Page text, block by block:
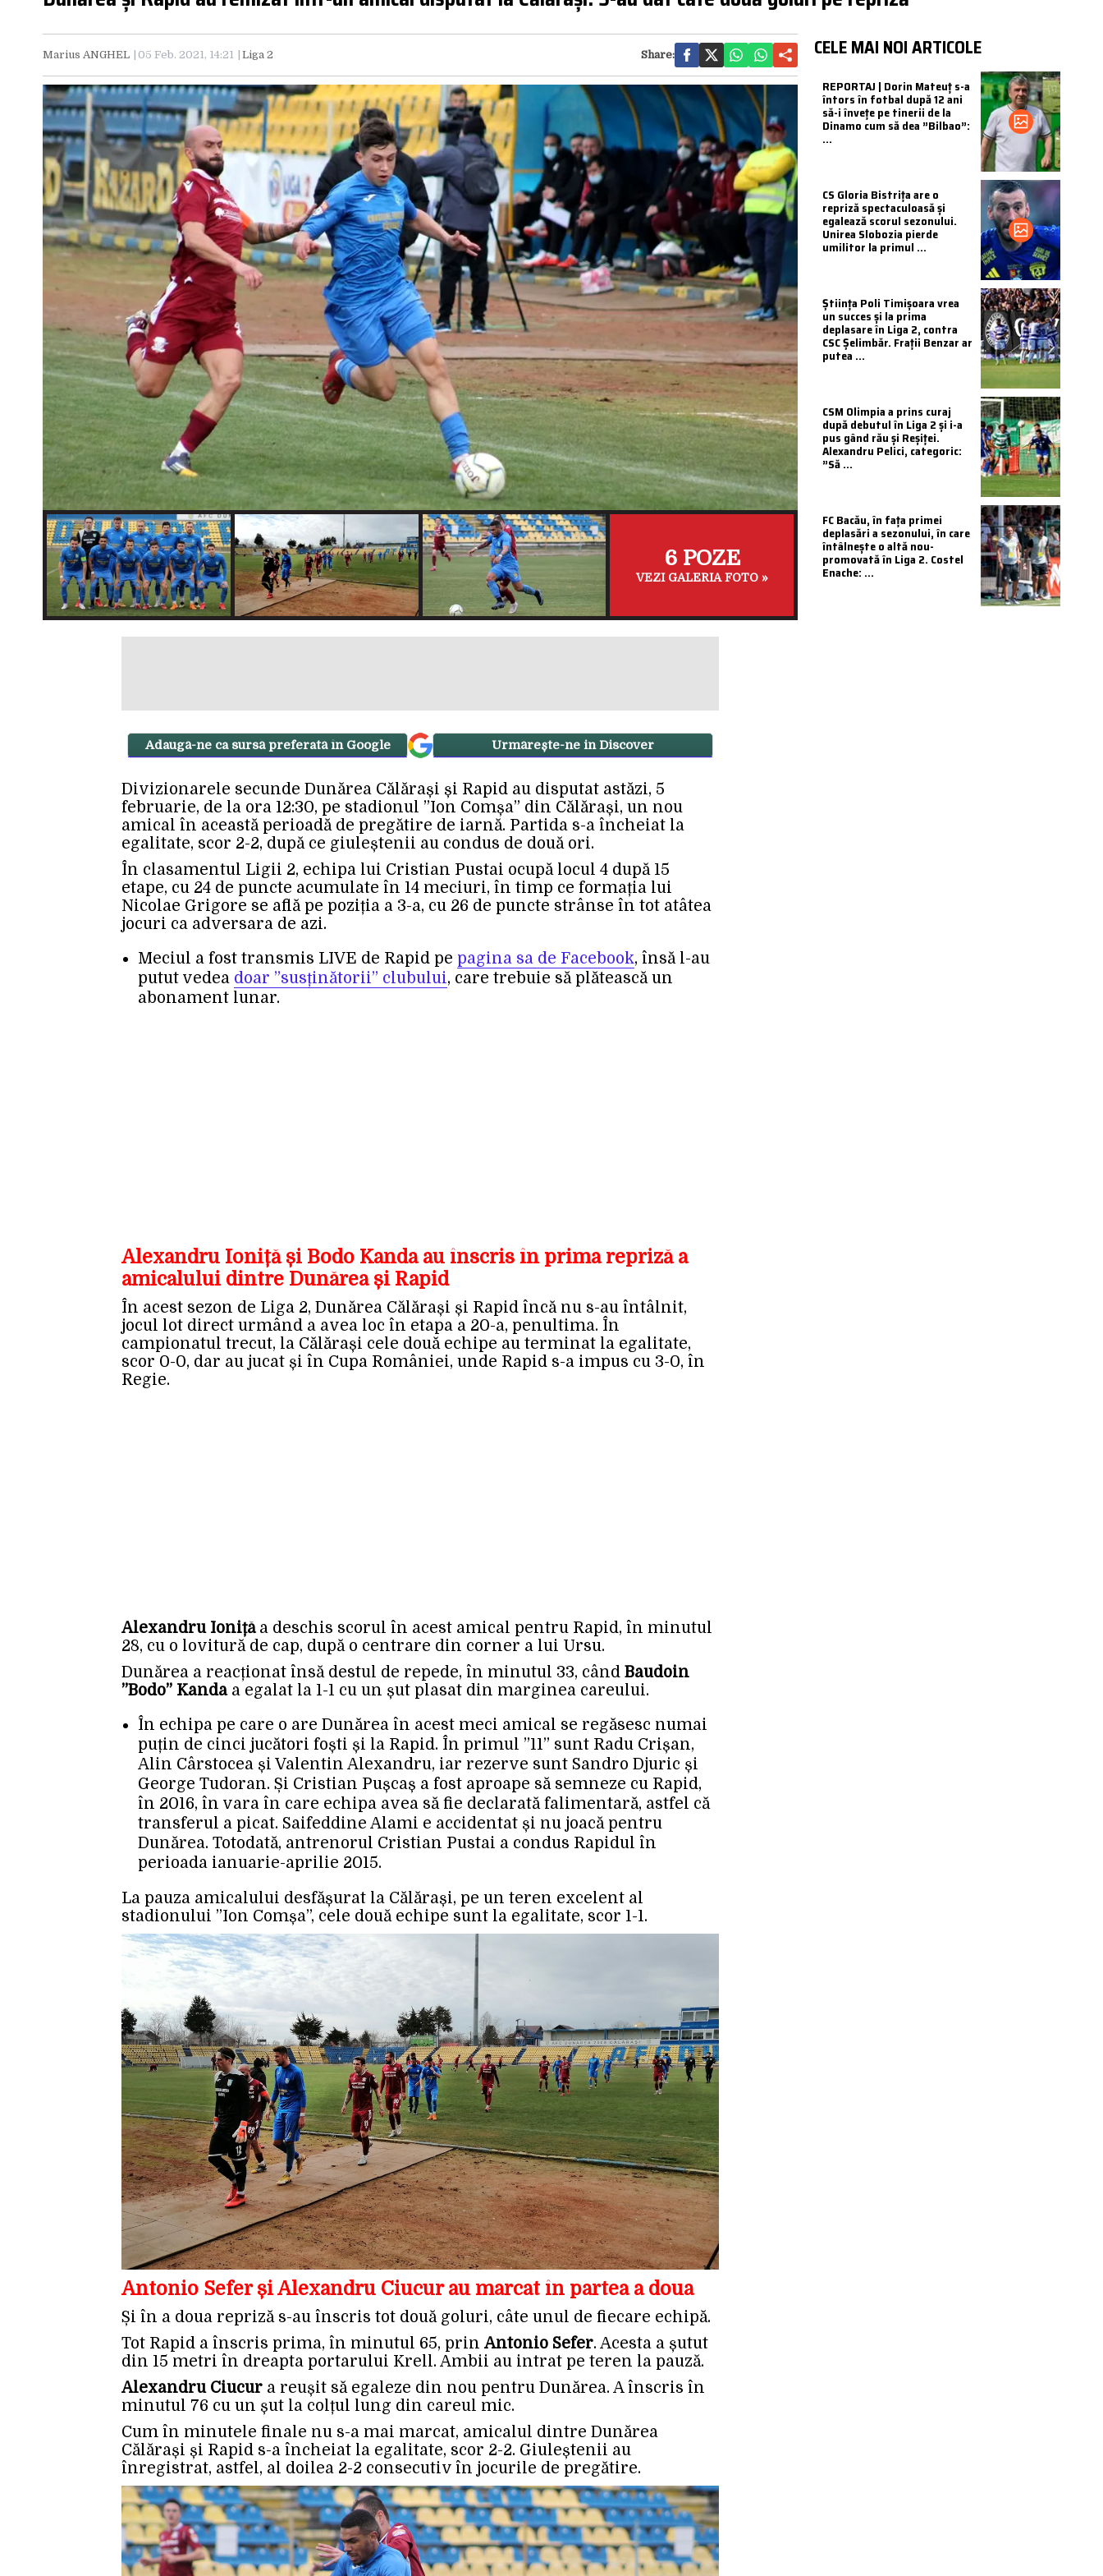
Marius ANGHEL 05 Feb. 2021, 14:21 Liga 2 Share:
6 POZE
VEZI GALERIA FOTO »
Adaugă-ne ca sursă preferată în Google Urmărește-ne in Discover
Divizionarele secunde Dunărea Călărași și Rapid au disputat astăzi, 5
februarie, de la ora 12:30, pe stadionul ”Ion Comșa” din Călărași, un nou
amical în această perioadă de pregătire de iarnă. Partida s-a încheiat la
egalitate, scor 2-2, după ce giuleștenii au condus de două ori.
În clasamentul Ligii 2, echipa lui Cristian Pustai ocupă locul 4 după 15
etape, cu 24 de puncte acumulate în 14 meciuri, în timp ce formația lui
Nicolae Grigore se află pe poziția a 3-a, cu 26 de puncte strânse în tot atâtea
jocuri ca adversara de azi.
Meciul a fost transmis LIVE de Rapid pe pagina sa de Facebook, însă l-au
putut vedea doar ”susținătorii” clubului, care trebuie să plătească un
abonament lunar.
Alexandru Ioniță și Bodo Kanda au înscris în prima repriză a
amicalului dintre Dunărea și Rapid
În acest sezon de Liga 2, Dunărea Călărași și Rapid încă nu s-au întâlnit,
jocul lot direct urmând a avea loc în etapa a 20-a, penultima. În
campionatul trecut, la Călărași cele două echipe au terminat la egalitate,
scor 0-0, dar au jucat și în Cupa României, unde Rapid s-a impus cu 3-0, în
Regie.
Alexandru Ionițăa deschis scorul în acest amical pentru Rapid, în minutul
28, cu o lovitură de cap, după o centrare din corner a lui Ursu.
Dunărea a reacționat însă destul de repede, în minutul 33, când Baudoin
”Bodo” Kandaa egalat la 1-1 cu un șut plasat din marginea careului.
În echipa pe care o are Dunărea în acest meci amical se regăsesc numai
puțin de cinci jucători foști și la Rapid. În primul ”11” sunt Radu Crișan,
Alin Cârstocea și Valentin Alexandru, iar rezerve sunt Sandro Djuric și
George Tudoran. Și Cristian Pușcaș a fost aproape să semneze cu Rapid,
în 2016, în vara în care echipa avea să fie declarată falimentară, astfel că
transferul a picat. Saifeddine Alami e accidentat și nu joacă pentru
Dunărea. Totodată, antrenorul Cristian Pustai a condus Rapidul în
perioada ianuarie-aprilie 2015.
La pauza amicalului desfășurat la Călărași, pe un teren excelent al
stadionului ”Ion Comșa”, cele două echipe sunt la egalitate, scor 1-1.
Antonio Sefer și Alexandru Ciucur au marcat în partea a doua
Și în a doua repriză s-au înscris tot două goluri, câte unul de fiecare echipă.
Tot Rapid a înscris prima, în minutul 65, prin Antonio Sefer. Acesta a șutut
din 15 metri în dreapta portarului Krell. Ambii au intrat pe teren la pauză.
Alexandru Ciucur a reușit să egaleze din nou pentru Dunărea. A înscris în
minutul 76 cu un șut la colțul lung din careul mic.
Cum în minutele finale nu s-a mai marcat, amicalul dintre Dunărea
Călărași și Rapid s-a încheiat la egalitate, scor 2-2. Giuleștenii au
înregistrat, astfel, al doilea 2-2 consecutiv în jocurile de pregătire.
CELE MAI NOI ARTICOLE
REPORTAJ | Dorin Mateuț s-a
întors în fotbal după 12 ani
să-i învețe pe tinerii de la
Dinamo cum să dea ”Bilbao”:
...
CS Gloria Bistrița are o
repriză spectaculoasă și
egalează scorul sezonului.
Unirea Slobozia pierde
umilitor la primul ...
Știința Poli Timișoara vrea
un succes și la prima
deplasare în Liga 2, contra
CSC Șelimbăr. Frații Benzar ar
putea ...
CSM Olimpia a prins curaj
după debutul în Liga 2 și i-a
pus gând rău și Reșiței.
Alexandru Pelici, categoric:
”Să ...
FC Bacău, în fața primei
deplasări a sezonului, în care
întâlnește o altă nou-
promovată în Liga 2. Costel
Enache: ...